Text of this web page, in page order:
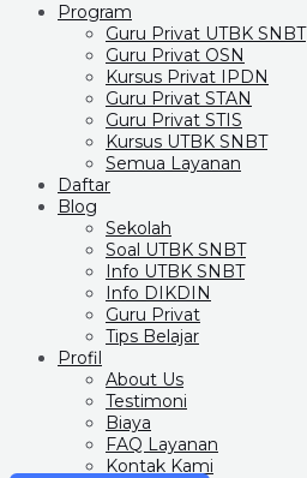
Program
Guru Privat UTBK SNBT
Guru Privat OSN
Kursus Privat IPDN
Guru Privat STAN
Guru Privat STIS
Kursus UTBK SNBT
Semua Layanan
Daftar
Blog
Sekolah
Soal UTBK SNBT
Info UTBK SNBT
Info DIKDIN
Guru Privat
Tips Belajar
Profil
About Us
Testimoni
Biaya
FAQ Layanan
Kontak Kami